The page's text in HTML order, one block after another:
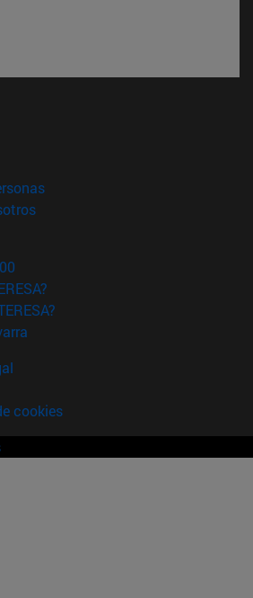
nueva ventana)
(abre en nueva ventana)
(abre en nueva ventana)
cookies